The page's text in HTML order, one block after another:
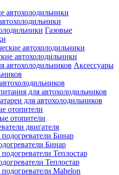
Газовые
автохолодильники
Аксессуары
для автохолодильников
для автохолодильников
отопители
отопители
двигателя
Бинар
Теплостар